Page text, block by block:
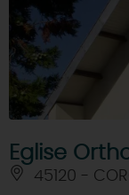
Eglise
45120 -